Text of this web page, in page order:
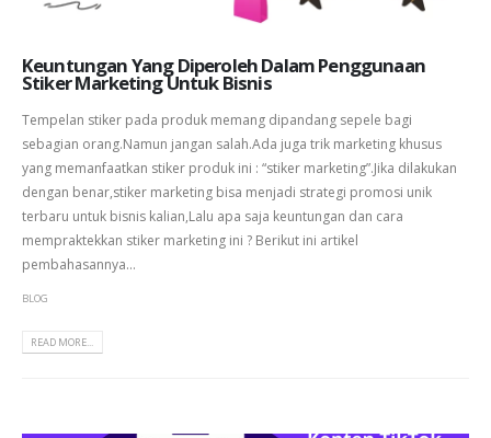
Keuntungan Yang Diperoleh Dalam Penggunaan
Stiker Marketing Untuk Bisnis
Tempelan stiker pada produk memang dipandang sepele bagi
sebagian orang.Namun jangan salah.Ada juga trik marketing khusus
yang memanfaatkan stiker produk ini : “stiker marketing”.Jika dilakukan
dengan benar,stiker marketing bisa menjadi strategi promosi unik
terbaru untuk bisnis kalian,Lalu apa saja keuntungan dan cara
mempraktekkan stiker marketing ini ? Berikut ini artikel
pembahasannya...
BLOG
READ MORE...